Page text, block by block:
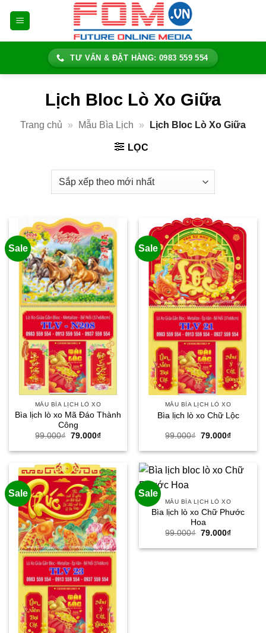
TƯ VẤN & ĐẶT HÀNG: 0983 559 554
Lịch Bloc Lò Xo Giữa
Trang chủ » Mẫu Bìa Lịch » Lịch Bloc Lò Xo Giữa
LỌC
Sale
MẪU BÌA LỊCH LÒ XO
Bìa lịch lò xo Mã Đáo Thành
Công
99.000₫ Giá
là:
79.000₫Giá
tại
79.000₫.
Sale
MẪU BÌA LỊCH LÒ XO
Bìa lịch lò xo Chữ Lộc
99.000₫ Giá
là:
79.000₫Giá
tại
79.000₫.
Sale Sale
MẪU BÌA LỊCH LÒ XO
Bìa lịch lò xo Chữ Phước
Hoa
99.000₫ Giá
là:
79.000₫Giá
tại